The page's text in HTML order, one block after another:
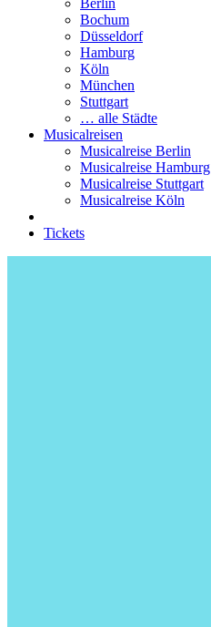
Berlin
Bochum
Düsseldorf
Hamburg
Köln
München
Stuttgart
… alle Städte
Musicalreisen
Musicalreise Berlin
Musicalreise Hamburg
Musicalreise Stuttgart
Musicalreise Köln
Tickets